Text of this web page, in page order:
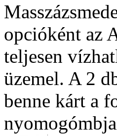
opcióként az
teljesen
üzemel. A 2
benne kárt a